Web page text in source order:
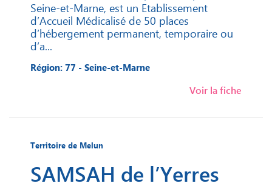
Seine-et-Marne, est un Etablissement
d’Accueil Médicalisé de 50 places
d’hébergement permanent, temporaire ou
d’a...
Région: 77 - Seine-et-Marne
Voir la fiche
Territoire de Melun
SAMSAH de l’Yerres